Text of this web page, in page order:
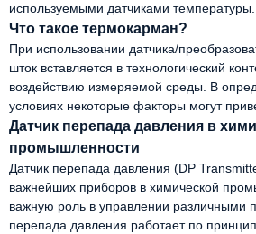
используемыми датчиками
Что такое термокарман?
При использовании датчика/
шток вставляется в технологический
воздействию измеряемой среды. В
условиях некоторые факторы могут
Датчик перепада давления в
промышленности
Датчик перепада давления (DP
важнейших приборов в химической
важную роль в управлении различными
перепада давления работает по